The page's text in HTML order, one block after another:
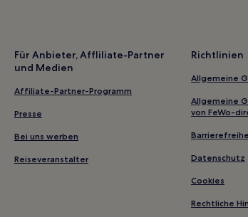
2-Sterne-Hotels in Morro de São
2-Sterne-Hotels in Porto Seguro
2-Sterne-Hotels in Nazaré
Hotels mit Wellnessbereich in
Haustierfreundliche in Ilhéus
Hotels mit Wellnessbereich in
Hotels mit Pool in Costa do
Für Anbieter, Affliliate-Partner
und Medien
Affiliate-Partner-Programm
Presse
Bei uns werben
Reiseveranstalter
Richtlinien
Allgemeine
Allgemeine
von FeWo-
Datenschutz
Cookies
Rechtliche